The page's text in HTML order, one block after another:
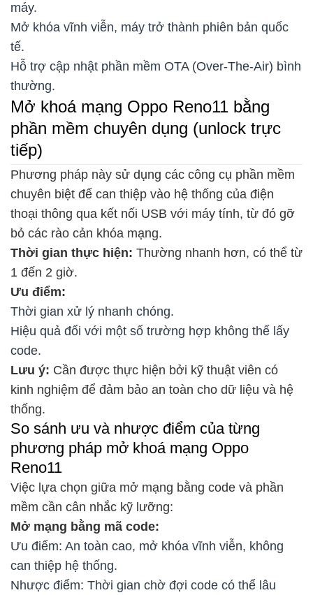
máy.
Mở khóa vĩnh viễn, máy trở thành phiên bản quốc
tế.
Hỗ trợ cập nhật phần mềm OTA (Over-The-Air) bình
thường.
Mở khoá mạng Oppo Reno11 bằng
phần mềm chuyên dụng (unlock trực
tiếp)
Phương pháp này sử dụng các công cụ phần mềm
chuyên biệt để can thiệp vào hệ thống của điện
thoại thông qua kết nối USB với máy tính, từ đó gỡ
bỏ các rào cản khóa mạng.
Thời gian thực hiện: Thường nhanh hơn, có thể từ
1 đến 2 giờ.
Ưu điểm:
Thời gian xử lý nhanh chóng.
Hiệu quả đối với một số trường hợp không thể lấy
code.
Lưu ý: Cần được thực hiện bởi kỹ thuật viên có
kinh nghiệm để đảm bảo an toàn cho dữ liệu và hệ
thống.
So sánh ưu và nhược điểm của từng
phương pháp mở khoá mạng Oppo
Reno11
Việc lựa chọn giữa mở mạng bằng code và phần
mềm cần cân nhắc kỹ lưỡng:
Mở mạng bằng mã code:
Ưu điểm: An toàn cao, mở khóa vĩnh viễn, không
can thiệp hệ thống.
Nhược điểm: Thời gian chờ đợi code có thể lâu